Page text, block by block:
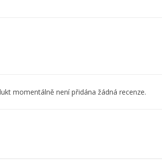
momentálně není přidána žádná recenze.